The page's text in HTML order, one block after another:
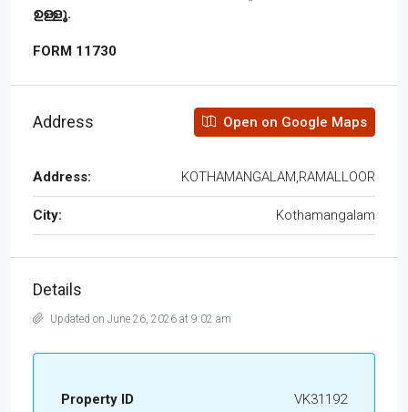
ഉള്ളൂ.
FORM 11730
Address Open on Google Maps
Address: KOTHAMANGALAM,RAMALLOOR
City: Kothamangalam
Details
Updated on June 26, 2026 at 9:02 am
Property ID VK31192